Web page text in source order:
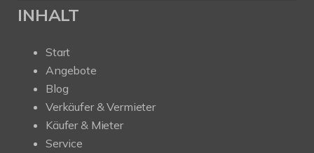
INHALT
Start
Angebote
Blog
Verkäufer & Vermieter
Käufer & Mieter
Service